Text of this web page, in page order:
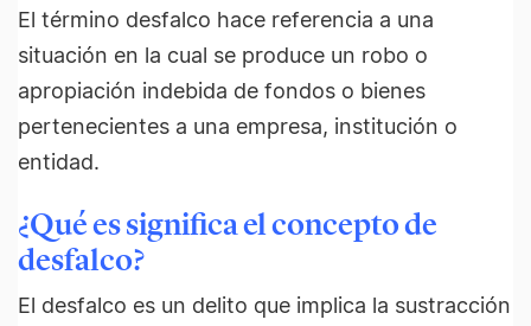
El término desfalco hace referencia a una
situación en la cual se produce un robo o
apropiación indebida de fondos o bienes
pertenecientes a una empresa, institución o
entidad.
¿Qué es significa el concepto de
desfalco?
El desfalco es un delito que implica la sustracción